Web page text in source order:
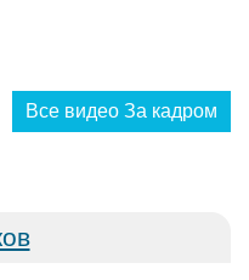
Все видео За кадром